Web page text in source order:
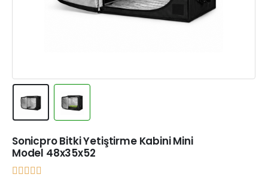
Sonicpro Bitki Yetiştirme Kabini Mini
Model 48x35x52